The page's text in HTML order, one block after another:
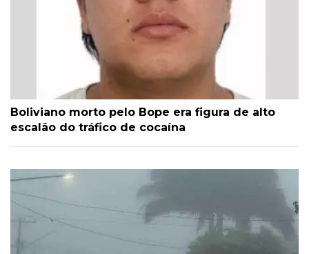
Boliviano morto pelo Bope era figura de alto
escalão do tráfico de cocaína